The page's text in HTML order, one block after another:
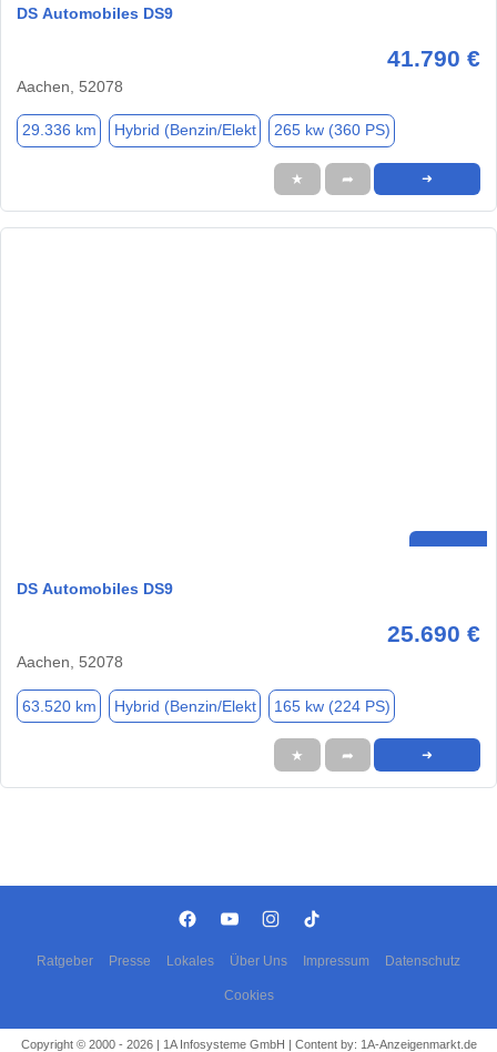
DS Automobiles DS9
41.790 €
Aachen, 52078
29.336 km Hybrid (Benzin/Elekt 265 kw (360 PS)
★ ➦ ➜
DS Automobiles DS9
25.690 €
Aachen, 52078
63.520 km Hybrid (Benzin/Elekt 165 kw (224 PS)
★ ➦ ➜
Ratgeber Presse Lokales Über Uns Impressum Datenschutz
Cookies
Copyright © 2000 - 2026 | 1A Infosysteme GmbH | Content by: 1A-Anzeigenmarkt.de